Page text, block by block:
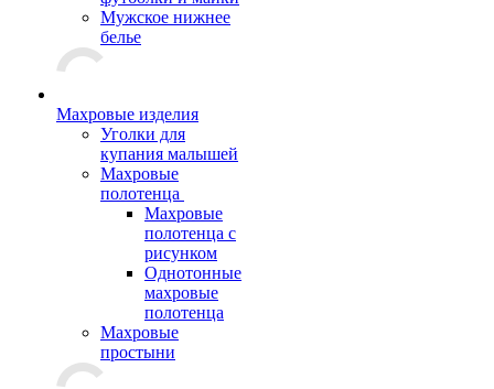
Мужское нижнее
белье
Махровые изделия
Уголки для
купания малышей
Махровые
полотенца
Махровые
полотенца с
рисунком
Однотонные
махровые
полотенца
Махровые
простыни